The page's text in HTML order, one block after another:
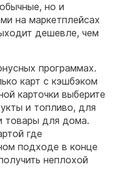
но и
на маркетплейсах
дешевле, чем
программах.
карт с кэшбэком
карточки выберите
и топливо, для
товары для дома.
где
подходе в конце
неплохой